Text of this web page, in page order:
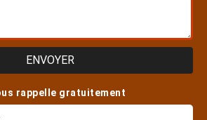
rappelle gratuitement